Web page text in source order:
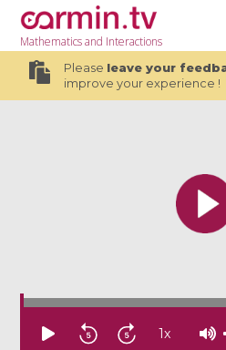
Mathematicsand Interactions
Please leave your
improve your experience !
1x